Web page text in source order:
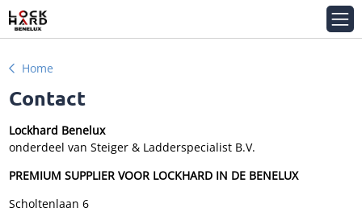
Home
Contact
Lockhard Benelux
onderdeel van Steiger & Ladderspecialist B.V.
PREMIUM SUPPLIER VOOR LOCKHARD IN DE BENELUX
Scholtenlaan 6